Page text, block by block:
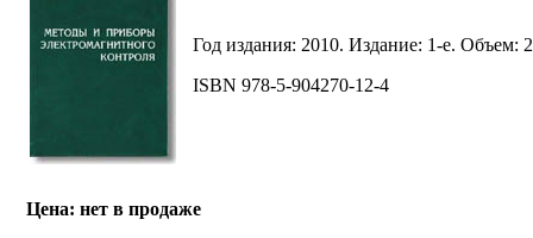
Год издания: 2010. Издание: 1-е. Объем:
ISBN 978-5-904270-12-4
Цена: нет в продаже